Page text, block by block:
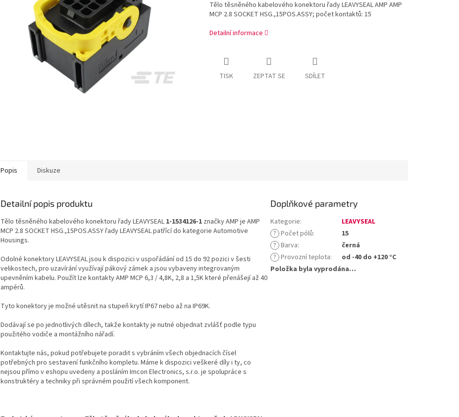
Tělo těsněného kabelového konektoru řady LEAVYSEAL AMP AMP
MCP 2.8 SOCKET HSG.,15POS.ASSY; počet kontaktů: 15
Detailní informace
TISK ZEPTAT SE SDÍLET
Popis Diskuze
Detailní popis produktu
Tělo těsněného kabelového konektoru řady LEAVYSEAL 1-1534126-1 značky AMP je AMP
MCP 2.8 SOCKET HSG.,15POS.ASSY řady LEAVYSEAL patřící do kategorie Automotive
Housings.
Odolné konektory LEAVYSEAL jsou k dispozici v uspořádání od 15 do 92 pozici v šesti
velikostech, pro uzavírání využívají pákový zámek a jsou vybaveny integrovaným
upevněním kabelu. Použít lze kontakty AMP MCP 6,3 / 4,8K, 2,8 a 1,5K které přenášejí až 40
ampérů.
Tyto konektory je možné utěsnit na stupeň krytí IP67 nebo až na IP69K.
Dodávají se po jednotlivých dílech, takže kontakty je nutné objednat zvlášť podle typu
použitého vodiče a montážního nářadí.
Kontaktujte nás, pokud potřebujete poradit s vybráním všech objednacích čísel
potřebných pro sestavení funkčního kompletu. Máme k dispozici veškeré díly i ty, co
nejsou přímo v eshopu uvedeny a posláním Imcon Electronics, s.r.o. je spolupráce s
konstruktéry a techniky při správném použití všech komponent.
Doplňkové parametry
Kategorie:
LEAVYSEAL
? Počet pólů:
15
? Barva:
černá
? Provozní teplota:
od -40 do +120 °C
Položka byla vyprodána…